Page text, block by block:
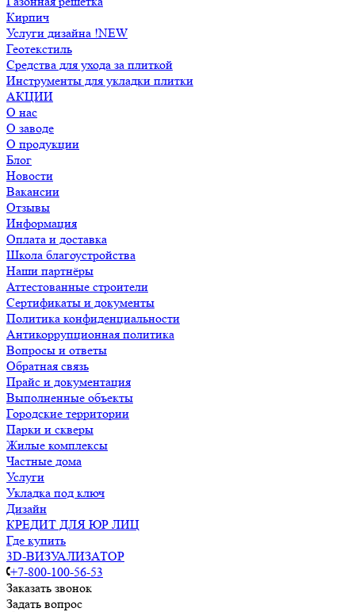
Кирпич
Услуги дизайна !NEW
Геотекстиль
Средства для ухода за плиткой
Инструменты для укладки плитки
АКЦИИ
О нас
О заводе
О продукции
Блог
Новости
Вакансии
Отзывы
Информация
Оплата и доставка
Школа благоустройства
Наши партнёры
Аттестованные строители
Сертификаты и документы
Политика конфиденциальности
Антикоррупционная политика
Вопросы и ответы
Обратная связь
Прайс и документация
Выполненные объекты
Городские территории
Парки и скверы
Жилые комплексы
Частные дома
Услуги
Укладка под ключ
Дизайн
КРЕДИТ ДЛЯ ЮР ЛИЦ
Где купить
3D-ВИЗУАЛИЗАТОР
+7-800-100-56-53
Заказать звонок
Задать вопрос